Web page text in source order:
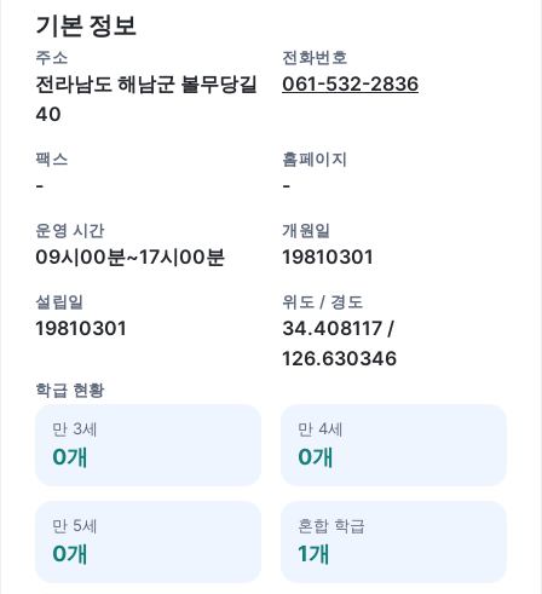
기본 정보
주소
전라남도 해남군 볼무당길
40
전화번호
061-532-2836
팩스
-
홈페이지
-
운영 시간
09시00분~17시00분
개원일
19810301
설립일
19810301
위도 / 경도
34.408117 /
126.630346
학급 현황
만 3세
0개
만 4세
0개
만 5세
0개
혼합 학급
1개